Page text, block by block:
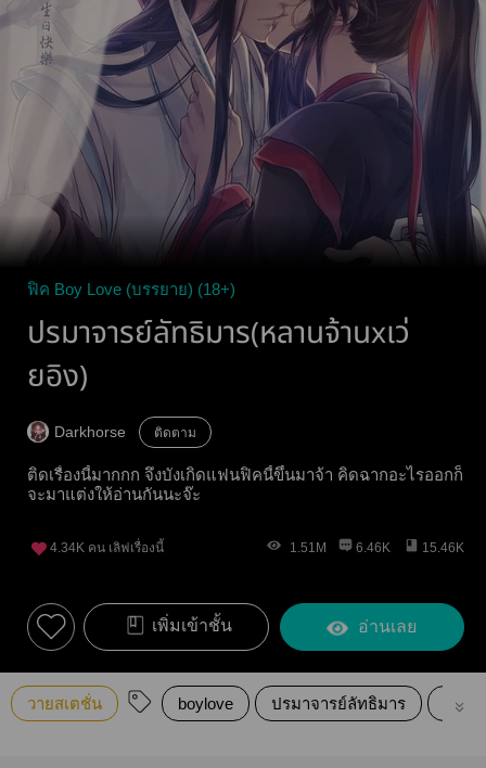
ฟิค Boy Love (บรรยาย) (18+)
ปรมาจารย์ลัทธิมาร(หลานจ้านxเว่
ยอิง)
Darkhorse ติดตาม
ติดเรื่องนี้มากกก จึงบังเกิดแฟนฟิคนี้ขึ้นมาจ้า คิดฉากอะไรออกก็
จะมาแต่งให้อ่านกันนะจ๊ะ
4.34K คน เลิฟเรื่องนี้ 1.51M 6.46K 15.46K
เพิ่มเข้าชั้น อ่านเลย
วายสเตชั่น boylove ปรมาจารย์ลัทธิมาร 18+